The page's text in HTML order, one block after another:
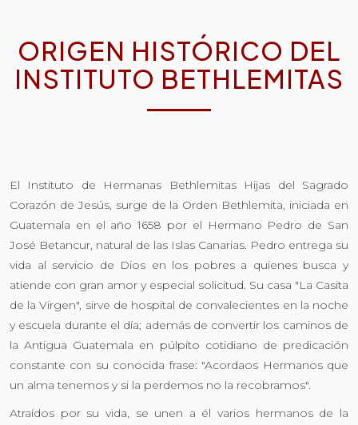
ORIGEN HISTÓRICO DEL
INSTITUTO BETHLEMITAS
El Instituto de Hermanas Bethlemitas Hijas del Sagrado
Corazón de Jesús, surge de la Orden Bethlemita, iniciada en
Guatemala en el año 1658 por el Hermano Pedro de San
José Betancur, natural de las Islas Canarias. Pedro entrega su
vida al servicio de Dios en los pobres a quienes busca y
atiende con gran amor y especial solicitud. Su casa "La Casita
de la Virgen", sirve de hospital de convalecientes en la noche
y escuela durante el día; además de convertir los caminos de
la Antigua Guatemala en púlpito cotidiano de predicación
constante con su conocida frase: "Acordaos Hermanos que
un alma tenemos y si la perdemos no la recobramos".
Atraídos por su vida, se unen a él varios hermanos de la